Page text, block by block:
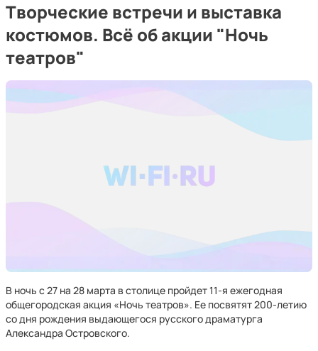
Творческие встречи и выставка
костюмов. Всё об акции "Ночь
театров"
В ночь с 27 на 28 марта в столице пройдет 11-я ежегодная
общегородская акция «Ночь театров». Ее посвятят 200-летию
со дня рождения выдающегося русского драматурга
Александра Островского.